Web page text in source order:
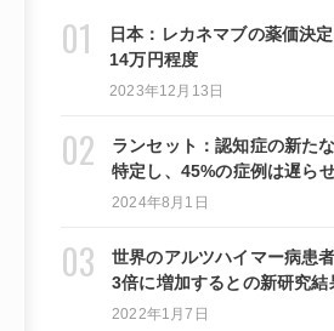
日本：レカネマブの薬価決
14万円程度
2023年12月13日
ランセット：認知症の新た
特定し、45%の症例は遅ら
できる可能性があると提言
2024年8月1日
世界のアルツハイマー病患
3倍に増加するとの新研究結
2022年1月7日